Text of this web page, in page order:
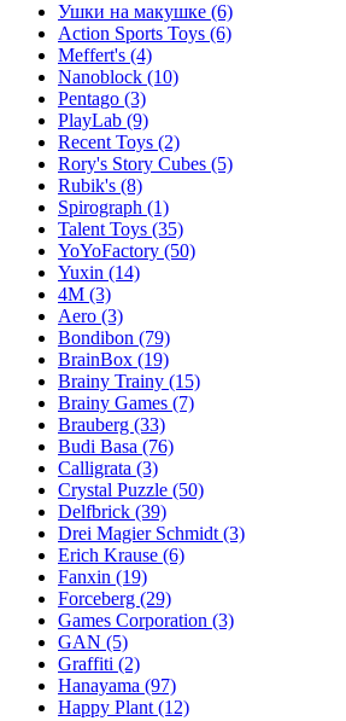
Ушки на макушке (6)
Action Sports Toys (6)
Meffert's (4)
Nanoblock (10)
Pentago (3)
PlayLab (9)
Recent Toys (2)
Rory's Story Cubes (5)
Rubik's (8)
Spirograph (1)
Talent Toys (35)
YoYoFactory (50)
Yuxin (14)
4M (3)
Aero (3)
Bondibon (79)
BrainBox (19)
Brainy Trainy (15)
Brainy Games (7)
Brauberg (33)
Budi Basa (76)
Calligrata (3)
Crystal Puzzle (50)
Delfbrick (39)
Drei Magier Schmidt (3)
Erich Krause (6)
Fanxin (19)
Forceberg (29)
Games Corporation (3)
GAN (5)
Graffiti (2)
Hanayama (97)
Happy Plant (12)